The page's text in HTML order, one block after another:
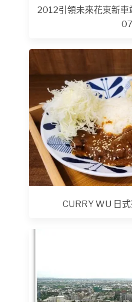
2012引領未來花東新
CURRY WU 日